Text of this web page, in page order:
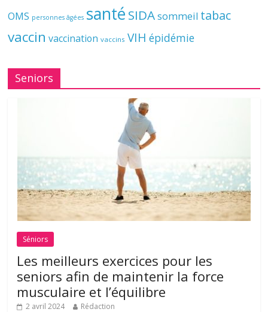
OMS personnes âgées santé SIDAsommeil tabac
vaccin vaccination vaccins VIH épidémie
Seniors
Séniors
Les meilleurs exercices pour les
seniors afin de maintenir la force
musculaire et l’équilibre
2 avril 2024 Rédaction